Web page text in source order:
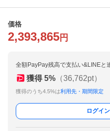
価格
2,393,865 円
全額PayPay残高で支払い&LINEと
獲得 5% （36,762pt）
獲得のうち4.5%は利用先・期間限定
ログイ